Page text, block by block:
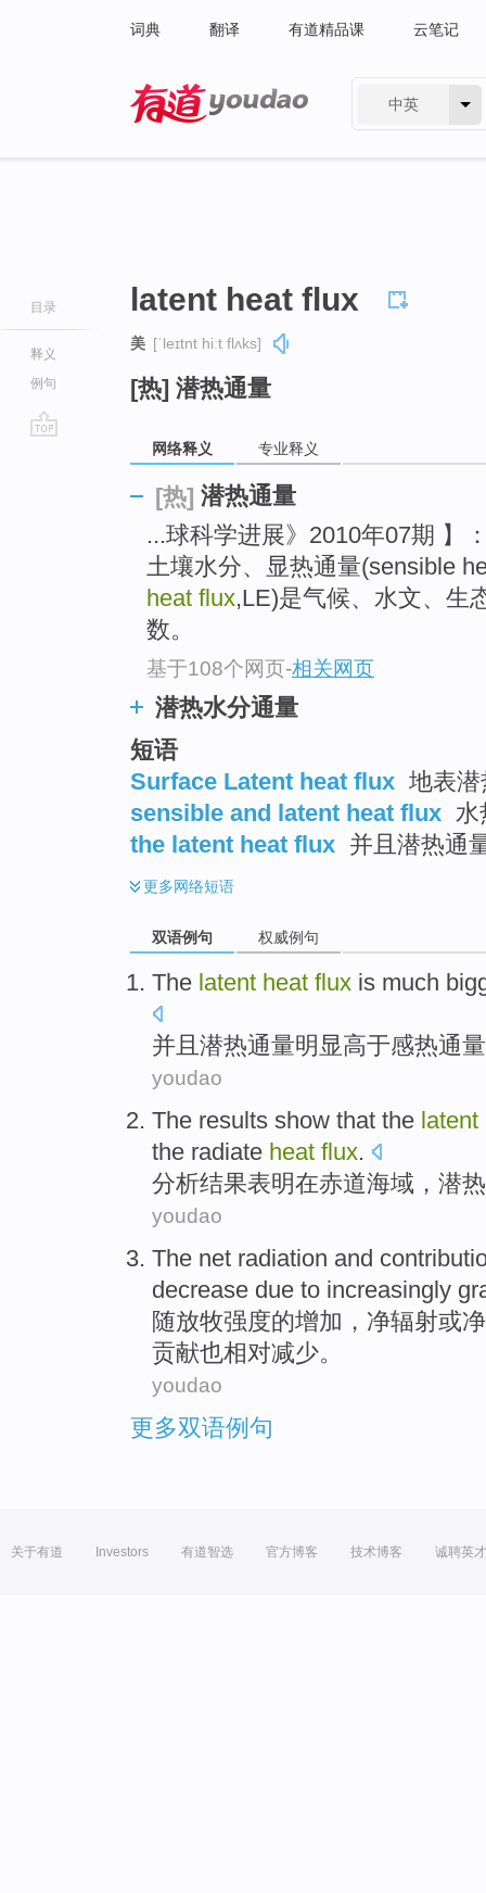
词典 翻译 有道精品课 云笔记
中英
目录
释义
例句
latent heat flux
美 [ˈleɪtnt hiːt flʌks]
[热] 潜热通量
网络释义 专业释义
[热] 潜热通量
...球科学进展》2010年07期 】
土壤水分、显热通量(sensible
heat flux,LE)是气候、水文、生
数。
基于108个网页-相关网页
潜热水分通量
短语
Surface Latent heat flux 地表
sensible and latent heat flux 水
the latent heat flux 并且潜热通
更多网络短语
双语例句 权威例句
The latent heat flux is much
并且 潜热通量明显高于感热通
youdao
The results show that the latent
the radiate heat flux.
分析结果表明在赤道海域， 潜热
youdao
The net radiation and
decrease due to increasingly
随放牧强度的增加， 净辐射或
贡献也相对减少。
youdao
更多双语例句
关于有道 Investors 有道智选 官方博客 技术博客 诚聘英才